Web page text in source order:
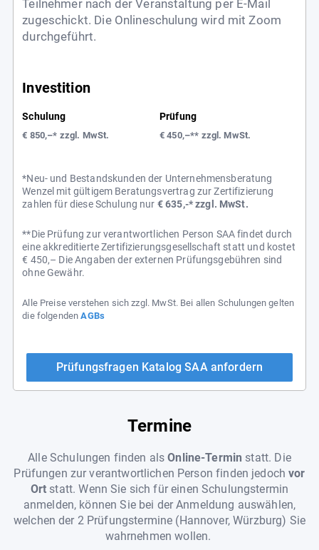
Teilnehmer nach der Veranstaltung per E-Mail
zugeschickt. Die Onlineschulung wird mit Zoom
durchgeführt.
Investition
Schulung
€ 850,–* zzgl. MwSt.
Prüfung
€ 450,–** zzgl. MwSt.
*Neu- und Bestandskunden der Unternehmensberatung
Wenzel mit gültigem Beratungsvertrag zur Zertifizierung
zahlen für diese Schulung nur € 635,-* zzgl. MwSt.
**Die Prüfung zur verantwortlichen Person SAA findet durch
eine akkreditierte Zertifizierungsgesellschaft statt und kostet
€ 450,– Die Angaben der externen Prüfungsgebühren sind
ohne Gewähr.
Alle Preise verstehen sich zzgl. MwSt. Bei allen Schulungen gelten
die folgendenAGBs
Prüfungsfragen Katalog SAA anfordern
Termine
Alle Schulungen finden alsOnline-Termin statt. Die
Prüfungen zur verantwortlichen Person finden jedochvor
Ort statt. Wenn Sie sich für einen Schulungstermin
anmelden, können Sie bei der Anmeldung auswählen,
welchen der 2 Prüfungstermine (Hannover, Würzburg) Sie
wahrnehmen wollen.